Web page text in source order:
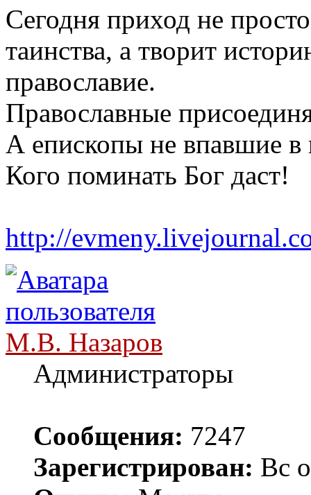
Сегодня приход не
таинства, а творит
православие.
Православные
А епископы не впавшие в
Кого поминать Бог даст!
http://
М.В. Назаров
Администраторы
Сообщения: 7247
Зарегистрирован: Вс